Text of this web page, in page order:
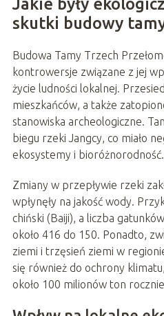
Jakie były
skutki budowy
Budowa Tamy Trzech
kontrowersje związane z jej
życie ludności lokalnej.
mieszkańców, a także
stanowiska archeologiczne.
biegu rzeki Jangcy, co miało
ekosystemy i bioróżnorodność.
Zmiany w przepływie rzeki
wpłynęły na jakość wody.
chiński (Baiji), a liczba
około 416 do 150. Ponadto,
ziemi i trzęsień ziemi w
się również do ochrony
około 100 milionów ton